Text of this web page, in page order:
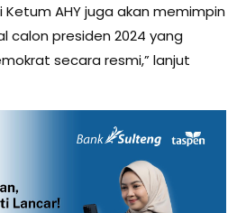
Ketum AHY juga akan memimpin
calon presiden 2024 yang
secara resmi,” lanjut